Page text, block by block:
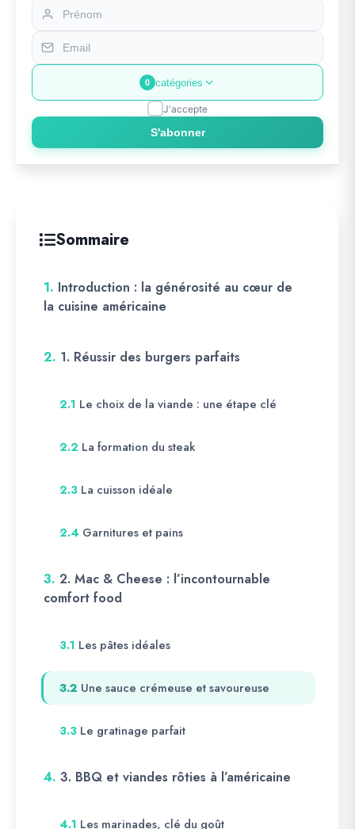
0 catégories
J'accepte
S'abonner
Sommaire
1. Introduction : la générosité au cœur de
la cuisine américaine
2. 1. Réussir des burgers parfaits
2.1 Le choix de la viande : une étape clé
2.2 La formation du steak
2.3 La cuisson idéale
2.4 Garnitures et pains
3. 2. Mac & Cheese : l’incontournable
comfort food
3.1 Les pâtes idéales
3.2 Une sauce crémeuse et savoureuse
3.3 Le gratinage parfait
4. 3. BBQ et viandes rôties à l’américaine
4.1 Les marinades, clé du goût